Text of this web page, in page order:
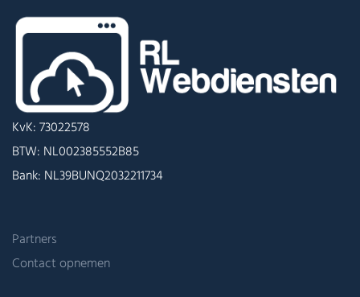
KvK: 73022578
BTW: NL002385552B85
Bank: NL39BUNQ2032211734
Partners
Contact opnemen